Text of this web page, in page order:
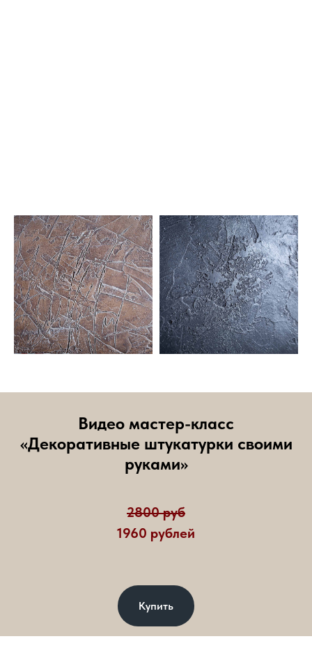
Видео мастер-класс
«Декоративные штукатурки своими
руками»
2800 руб
1960 рублей
Купить